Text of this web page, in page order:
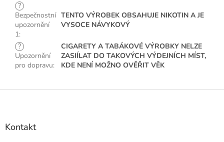
?
Bezpečnostní
upozornění
1:
TENTO VÝROBEK OBSAHUJE NIKOTIN A JE
VYSOCE NÁVYKOVÝ
?
Upozornění
pro dopravu:
CIGARETY A TABÁKOVÉ VÝROBKY NELZE
ZASIÍLAT DO TAKOVÝCH VÝDEJNÍCH MÍST,
KDE NENÍ MOŽNO OVĚŘIT VĚK
Z
Kontakt